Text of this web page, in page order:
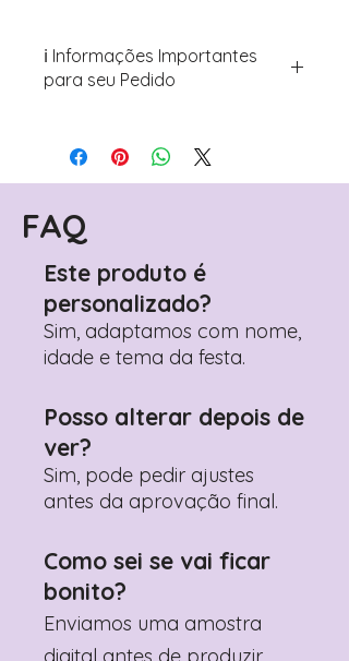
ℹ️ Informações Importantes
para seu Pedido
Avance para a página de checkout
(próximo passo após o carrinho)
Encontre o campo de "Notas do
Pedido"
Adicione ali todos os detalhes de
Prefere fazer seu pedido pelo
WhatsApp? Clique aqui para nos
contactar: +351 960 119 353
FAQ
Este produto é
personalizado?
Sim, adaptamos com nome,
idade e tema da festa.
Posso alterar depois de
ver?
Sim, pode pedir ajustes
antes da aprovação final.
Como sei se vai ficar
bonito?
Enviamos uma amostra